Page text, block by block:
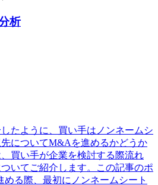
析
たように、買い手はノンネームシ
についてM&Aを進めるかどうか
買い手が企業を検討する際流れ
いてご紹介します。この記事のポ
る際、最初にノンネームシート